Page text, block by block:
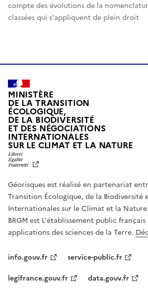
compte des évolutions de la
classées qui s'appliquent de plein droit
MINISTÈRE
DE LA TRANSITION
ÉCOLOGIQUE,
DE LA BIODIVERSITÉ
ET DES NÉGOCIATIONS
INTERNATIONALES
SUR LE CLIMAT ET LA NATUREL
T
É
,
É
G
A
L
F
Géorisques est réalisé en partenariat
Transition Écologique, de la Biodiversité
Internationales sur le Climat et la Nature
BRGM est L'établissement public
applications des sciences de la Terre.
info.gouv.fr
service-public.fr
legifrance.gouv.fr
data.gouv.fr